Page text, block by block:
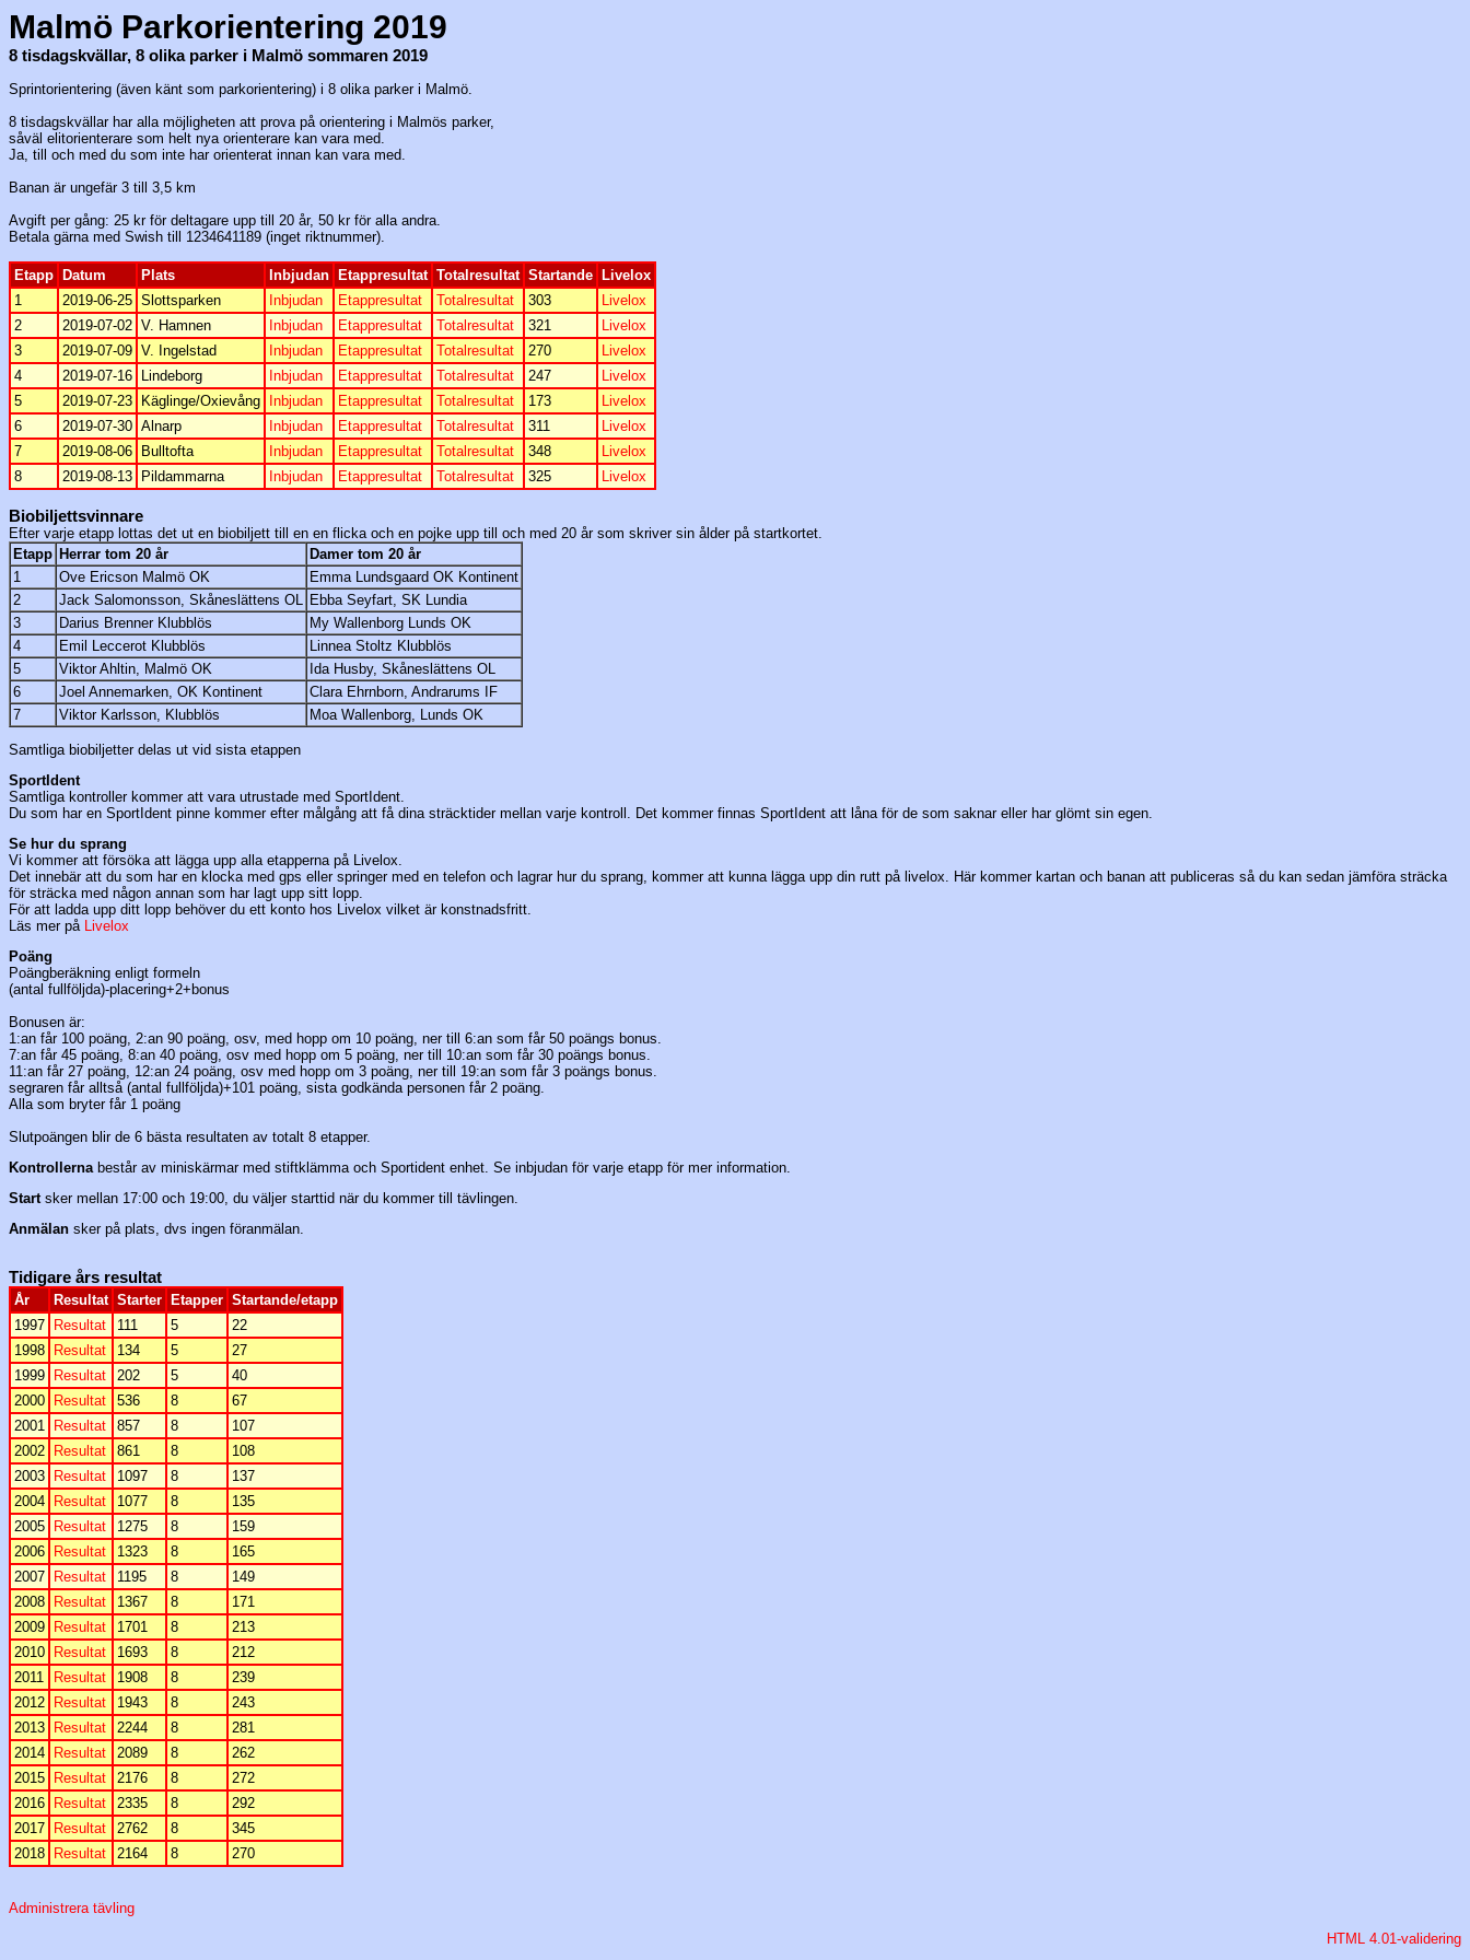
Malmö Parkorientering 2019
8 tisdagskvällar, 8 olika parker i Malmö sommaren 2019
Sprintorientering (även känt som parkorientering) i 8 olika parker i Malmö.
8 tisdagskvällar har alla möjligheten att prova på orientering i Malmös parker,
såväl elitorienterare som helt nya orienterare kan vara med.
Ja, till och med du som inte har orienterat innan kan vara med.
Banan är ungefär 3 till 3,5 km
Avgift per gång: 25 kr för deltagare upp till 20 år, 50 kr för alla andra.
Betala gärna med Swish till 1234641189 (inget riktnummer).
Etapp Datum Plats Inbjudan Etappresultat Totalresultat Startande
Livelox
1
2019-06-25 Slottsparken Inbjudan Etappresultat Totalresultat 303
Livelox
2
2019-07-02 V. Hamnen Inbjudan Etappresultat Totalresultat 321
Livelox
3
2019-07-09 V. Ingelstad Inbjudan Etappresultat Totalresultat 270
Livelox
4
2019-07-16 Lindeborg Inbjudan Etappresultat Totalresultat 247
Livelox
5
2019-07-23 Käglinge/Oxievång Inbjudan Etappresultat Totalresultat 173
Livelox
6
2019-07-30 Alnarp Inbjudan Etappresultat Totalresultat 311
Livelox
7
2019-08-06 Bulltofta Inbjudan Etappresultat Totalresultat 348
Livelox
8
2019-08-13 Pildammarna Inbjudan Etappresultat Totalresultat 325 Livelox
Biobiljettsvinnare
Efter varje etapp lottas det ut en biobiljett till en en flicka och en pojke upp till och med 20 år som skriver sin ålder på startkortet.
Etapp Herrar tom 20 år
Damer tom 20 år
1
Ove Ericson Malmö OK
Emma Lundsgaard OK Kontinent
2
Jack Salomonsson, Skåneslättens OL Ebba Seyfart, SK Lundia
3
Darius Brenner Klubblös
My Wallenborg Lunds OK
4
Emil Leccerot Klubblös
Linnea Stoltz Klubblös
5
Viktor Ahltin, Malmö OK
Ida Husby, Skåneslättens OL
6
Joel Annemarken, OK Kontinent
Clara Ehrnborn, Andrarums IF
7
Viktor Karlsson, Klubblös Moa Wallenborg, Lunds OK
Samtliga biobiljetter delas ut vid sista etappen
SportIdent
Samtliga kontroller kommer att vara utrustade med SportIdent.
Du som har en SportIdent pinne kommer efter målgång att få dina sträcktider mellan varje kontroll. Det kommer finnas SportIdent att låna för de som saknar eller har glömt sin egen.
Se hur du sprang
Vi kommer att försöka att lägga upp alla etapperna på Livelox.
Det innebär att du som har en klocka med gps eller springer med en telefon och lagrar hur du sprang, kommer att kunna lägga upp din rutt på livelox. Här kommer kartan och banan att publiceras så du kan sedan jämföra sträcka
för sträcka med någon annan som har lagt upp sitt lopp.
För att ladda upp ditt lopp behöver du ett konto hos Livelox vilket är konstnadsfritt.
Läs mer på Livelox
Poäng
Poängberäkning enligt formeln
(antal fullföljda)-placering+2+bonus
Bonusen är:
1:an får 100 poäng, 2:an 90 poäng, osv, med hopp om 10 poäng, ner till 6:an som får 50 poängs bonus.
7:an får 45 poäng, 8:an 40 poäng, osv med hopp om 5 poäng, ner till 10:an som får 30 poängs bonus.
11:an får 27 poäng, 12:an 24 poäng, osv med hopp om 3 poäng, ner till 19:an som får 3 poängs bonus.
segraren får alltså (antal fullföljda)+101 poäng, sista godkända personen får 2 poäng.
Alla som bryter får 1 poäng
Slutpoängen blir de 6 bästa resultaten av totalt 8 etapper.
Kontrollernabestår av miniskärmar med stiftklämma och Sportident enhet. Se inbjudan för varje etapp för mer information.
Startsker mellan 17:00 och 19:00, du väljer starttid när du kommer till tävlingen.
Anmälan sker på plats, dvs ingen föranmälan.
Tidigare års resultat
År Resultat Starter Etapper Startande/etapp
1997
Resultat 111 5
22
1998
Resultat 134 5
27
1999
Resultat 202 5
40
2000
Resultat 536 8
67
2001
Resultat 857 8
107
2002
Resultat 861 8
108
2003
Resultat 1097 8
137
2004
Resultat 1077 8
135
2005
Resultat 1275 8
159
2006
Resultat 1323 8
165
2007
Resultat 1195 8
149
2008
Resultat 1367 8
171
2009
Resultat 1701 8
213
2010
Resultat 1693 8
212
2011
Resultat 1908 8
239
2012
Resultat 1943 8
243
2013
Resultat 2244 8
281
2014
Resultat 2089 8
262
2015
Resultat 2176 8
272
2016
Resultat 2335 8
292
2017
Resultat 2762 8
345
2018
Resultat 2164 8 270
Administrera tävling
HTML 4.01-validering